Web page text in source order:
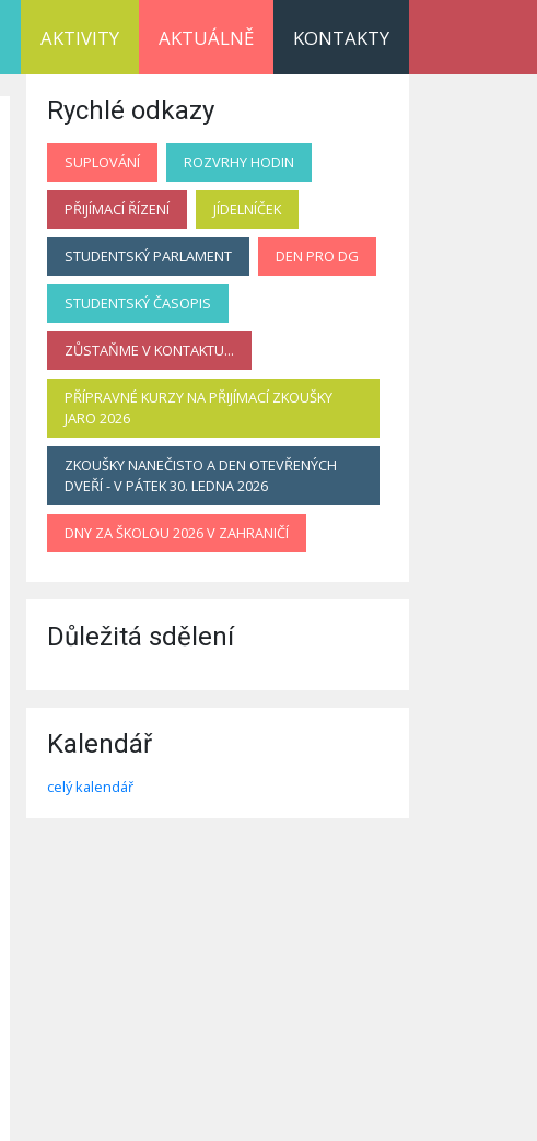
AKTIVITY AKTUÁLNĚ KONTAKTY
Rychlé odkazy
SUPLOVÁNÍ ROZVRHY HODIN
PŘIJÍMACÍ ŘÍZENÍ JÍDELNÍČEK
STUDENTSKÝ PARLAMENT DEN PRO DG
STUDENTSKÝ ČASOPIS
ZŮSTAŇME V KONTAKTU...
PŘÍPRAVNÉ KURZY NA PŘIJÍMACÍ ZKOUŠKY
JARO 2026
ZKOUŠKY NANEČISTO A DEN OTEVŘENÝCH
DVEŘÍ - V PÁTEK 30. LEDNA 2026
DNY ZA ŠKOLOU 2026 V ZAHRANIČÍ
Důležitá sdělení
Kalendář
celý kalendář